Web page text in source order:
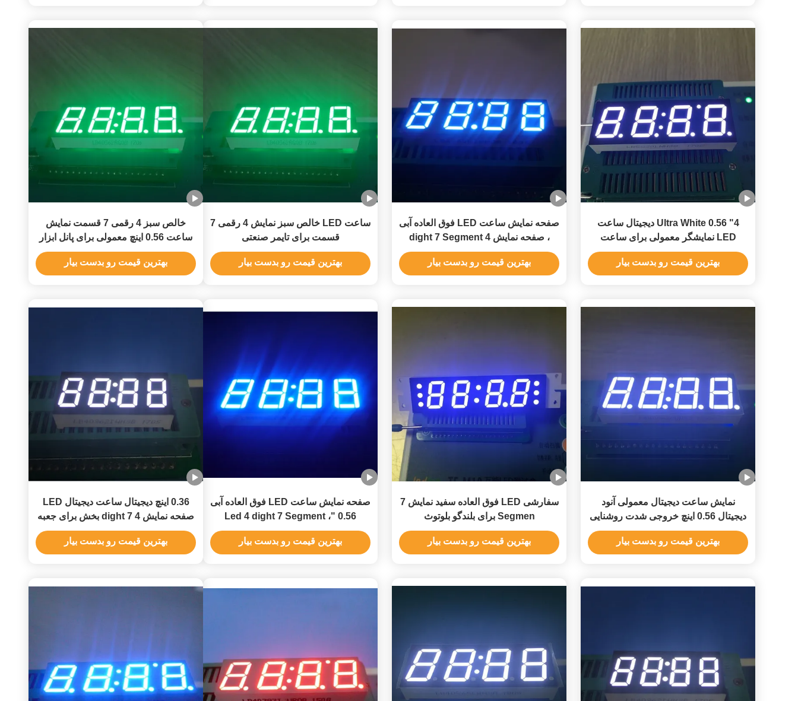
Ultra White 0.56 "4 دیجیتال ساعت
LED نمایشگر معمولی برای ساعت
دیجیتال نشانگر
بهترین قیمت رو بدست بیار
صفحه نمایش ساعت LED فوق العاده آبی
، صفحه نمایش 4 dight 7 Segment
LED 4 رقمی برای اجاق مایکروویو
بهترین قیمت رو بدست بیار
ساعت LED خالص سبز نمایش 4 رقمی 7
قسمت برای تایمر صنعتی
بهترین قیمت رو بدست بیار
خالص سبز 4 رقمی 7 قسمت نمایش
ساعت 0.56 اینچ معمولی برای پانل ابزار
بهترین قیمت رو بدست بیار
نمایش ساعت دیجیتال معمولی آنود
دیجیتال 0.56 اینچ خروجی شدت روشنایی
بالا
بهترین قیمت رو بدست بیار
سفارشی LED فوق العاده سفید نمایش 7
Segmen برای بلندگو بلوتوث
بهترین قیمت رو بدست بیار
صفحه نمایش ساعت LED فوق العاده آبی
0.56 "، Led 4 dight 7 Segment
Display 50.4 * 19 * 8MM
بهترین قیمت رو بدست بیار
0.36 اینچ دیجیتال ساعت دیجیتال LED
صفحه نمایش 4 dight 7 بخش برای جعبه
های تنظیم شده / تایمر
بهترین قیمت رو بدست بیار